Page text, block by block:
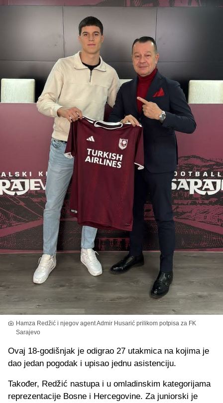
Hamza Redžić i njegov agent Admir Husarić prilikom potpisa za FK
Sarajevo
Ovaj 18-godišnjak je odigrao 27 utakmica na kojima je
dao jedan pogodak i upisao jednu asistenciju.
Također, Redžić nastupa i u omladinskim kategorijama
reprezentacije Bosne i Hercegovine. Za juniorski je